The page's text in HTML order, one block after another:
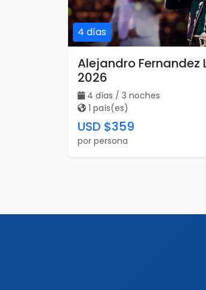
4 días
Alejandro Fernandez
2026
4 días / 3 noches
1 país(es)
USD $359
por persona